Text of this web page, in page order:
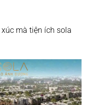
mà tiện ích sola